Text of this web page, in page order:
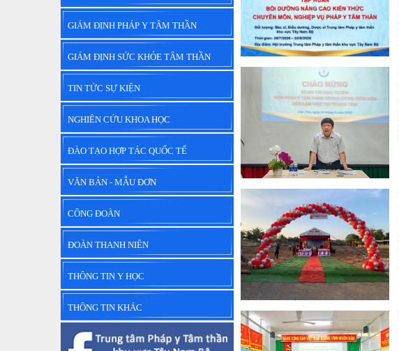
GIÁM ĐỊNH PHÁP Y TÂM THẦN
GIÁM ĐỊNH SỨC KHỎE TÂM THẦN
TIN TỨC SỰ KIỆN
NGHIÊN CỨU KHOA HỌC
ĐÀO TẠO HỢP TÁC QUỐC TẾ
VĂN BẢN - MẪU ĐƠN
CÔNG ĐOÀN
ĐOÀN THANH NIÊN
THÔNG TIN Y HỌC
THÔNG TIN KHÁC